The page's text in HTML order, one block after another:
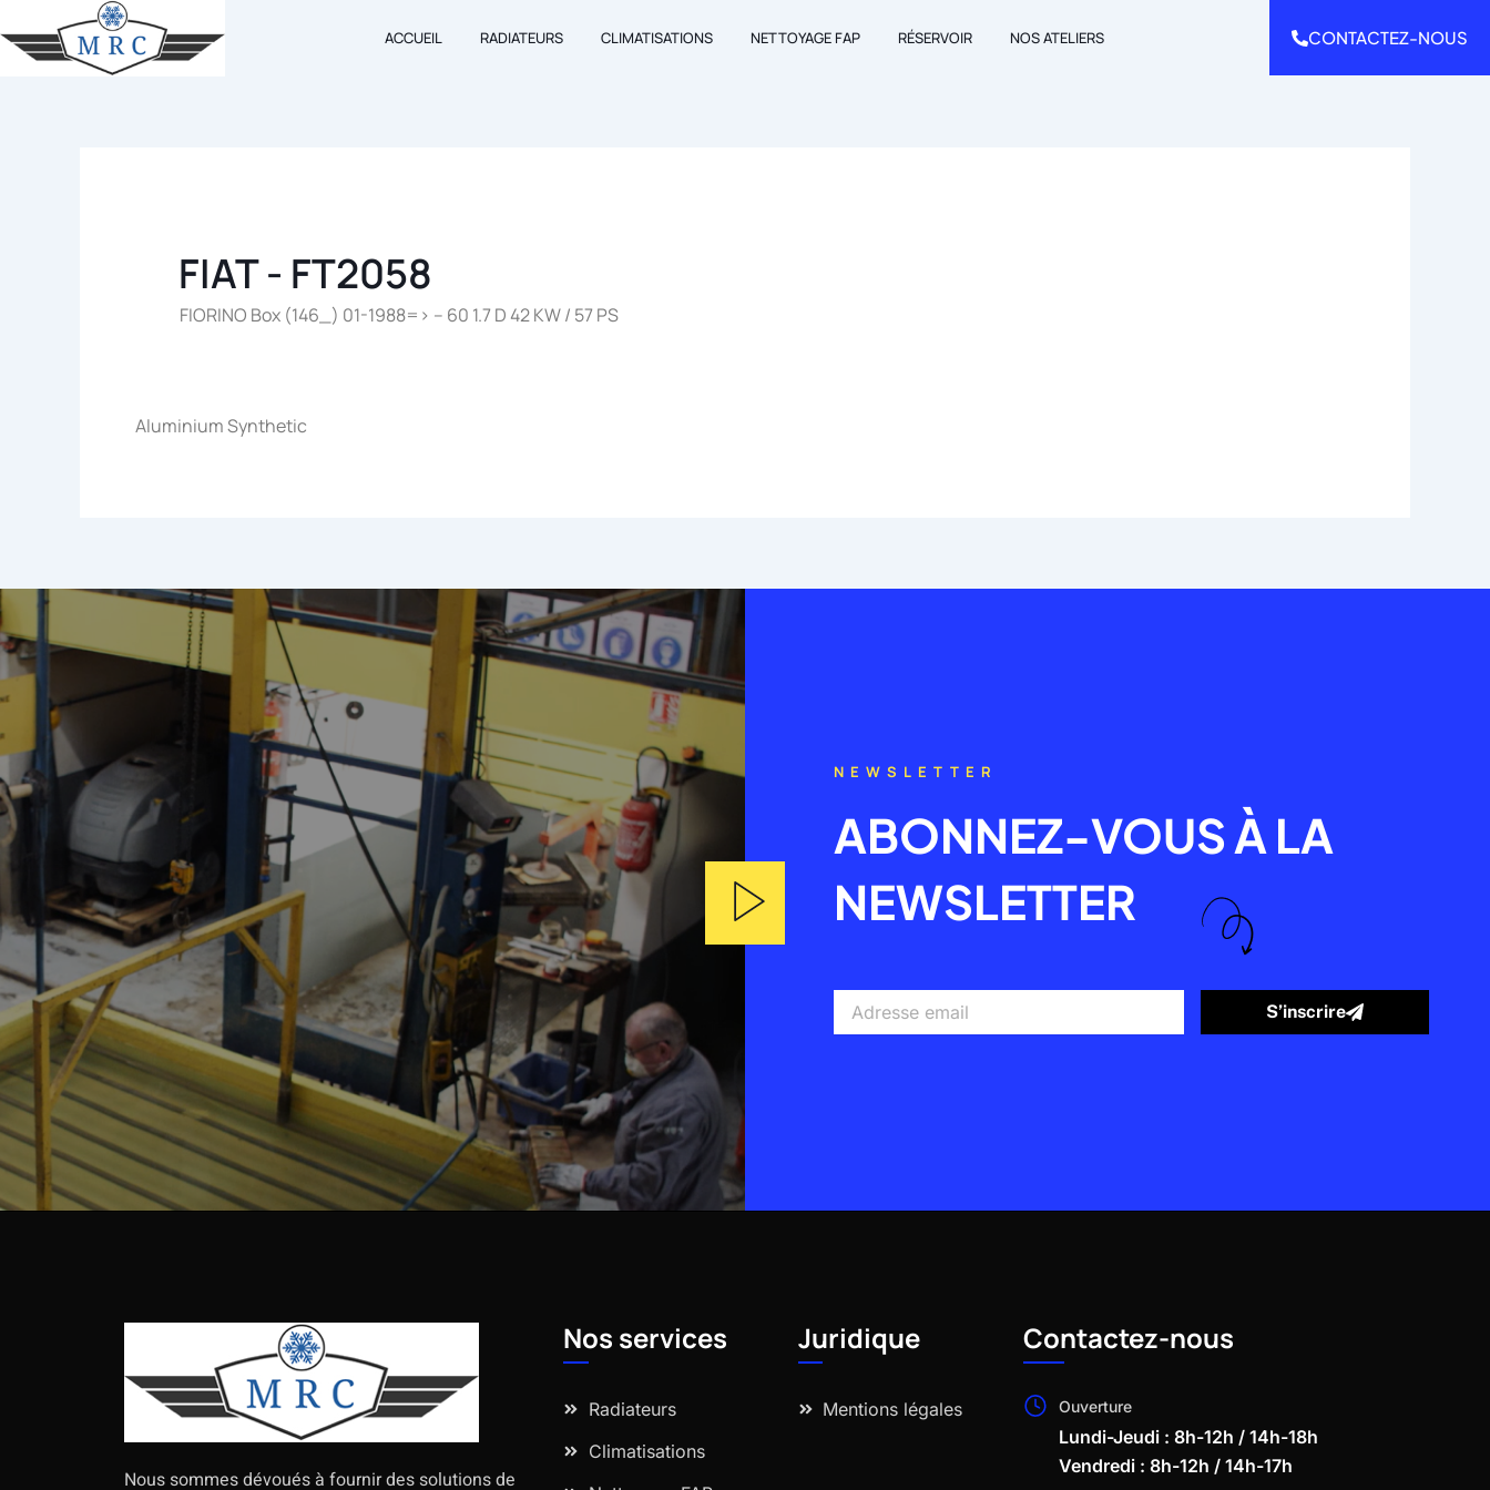
au
ACCUEIL RADIATEURS CLIMATISATIONS NETTOYAGE FAP RÉSERVOIR NOS ATELIERS CONTACTEZ-NOUS
FIAT - FT2058
FIORINO Box (146_) 01-1988=> – 60 1.7 D 42 KW / 57 PS
Aluminium Synthetic
NEWSLETTER
ABONNEZ-VOUS À LA
NEWSLETTER
email
S’inscrire
Nous sommes dévoués à fournir des solutions de
Nos services
Radiateurs
Climatisations
Juridique
Mentions légales
Contactez-nous
Ouverture
Lundi-Jeudi : 8h-12h / 14h-18h
Vendredi : 8h-12h / 14h-17h